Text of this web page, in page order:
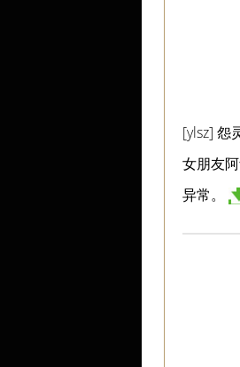
[ylsz] 怨
女朋友
异常。